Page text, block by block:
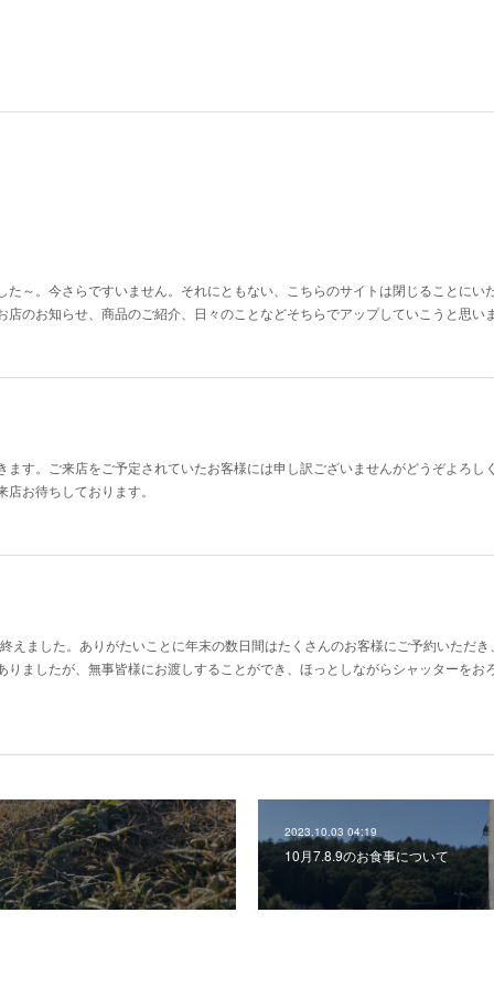
た～。今さらですいません。それにともない、こちらのサイトは閉じることにい
店のお知らせ、商品のご紹介、日々のことなどそちらでアップしていこうと思
ます。ご来店をご予定されていたお客様には申し訳ございませんがどうぞよろし
お待ちしております。
えました。ありがたいことに年末の数日間はたくさんのお客様にご予約いただき
りましたが、無事皆様にお渡しすることができ、ほっとしながらシャッターを
2023.10.03 04:19
10月7.8.9のお食事について